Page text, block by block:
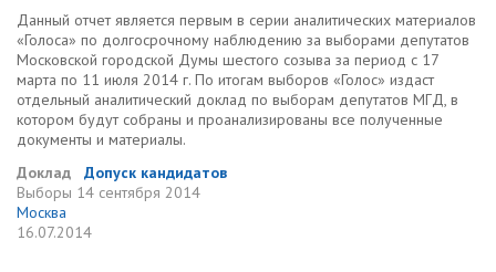
Данный отчет является первым в серии аналитических материалов
«Голоса» по долгосрочному наблюдению за выборами депутатов
Московской городской Думы шестого созыва за период с 17
марта по 11 июля 2014 г. По итогам выборов «Голос» издаст
отдельный аналитический доклад по выборам депутатов МГД, в
котором будут собраны и проанализированы все полученные
документы и материалы.
Доклад
Допуск кандидатов
Выборы 14 сентября 2014
Москва
16.07.2014